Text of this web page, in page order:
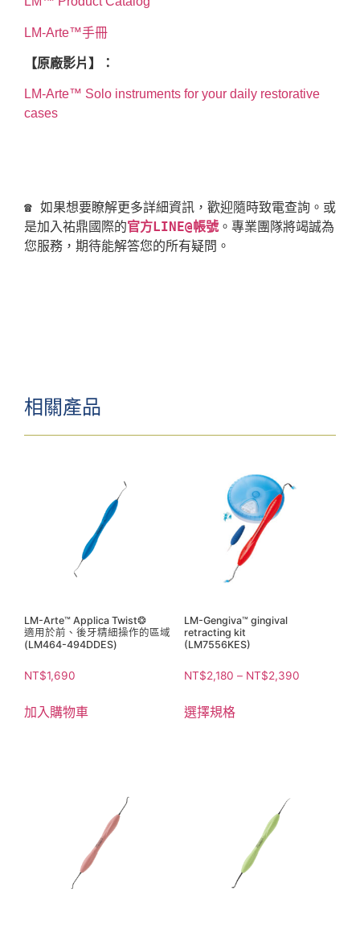
LM-Arte™手冊
【原廠影片】：
LM-Arte™ Solo instruments for your daily restorative
cases
☎ 如果想要瞭解更多詳細資訊，歡迎隨時致電查詢。或
是加入祐鼎國際的官方LINE@帳號 。專業團隊將竭誠為
相關產品
LM-Arte™ Applica Twist❂
適用於前、後牙精細操作的區域
(LM464-494DDES)
NT$1,690
加入購物車
LM-Gengiva™ gingival
retracting kit
(LM7556KES)
NT$2,180 – NT$2,390
選擇規格